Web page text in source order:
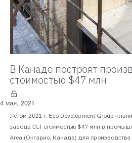
В Канаде построят
стоимостью $47 млн
4 мая, 2021
Летом 2021 г. Eco Development Group
завода CLT стоимостью $47 млн в
Area (Онтарио, Канада) для